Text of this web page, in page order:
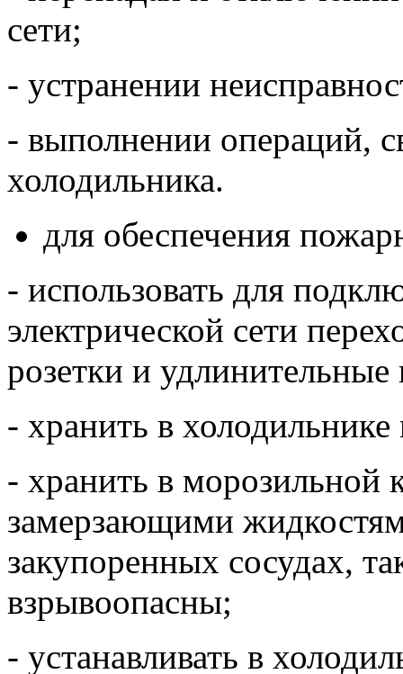
сети;
- устранении
- выполнении операций,
холодильника.
для обеспечения
- использовать для
электрической сети
розетки и
- хранить в
- хранить в морозильной
замерзающими
закупоренных сосудах,
взрывоопасны;
- устанавливать в